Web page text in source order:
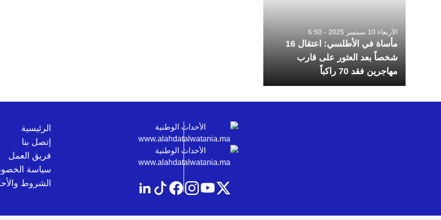
الأربعاء 10 سبتمبر 2025 - 6:50
مأساة في الأطلسي: اعتقال 16
شخصاً بعد العثور على قارب
مهاجرين فقد 70 راكباً
الرئيسية
إتصل بنا
فريق العمل
سياسة
الشروط